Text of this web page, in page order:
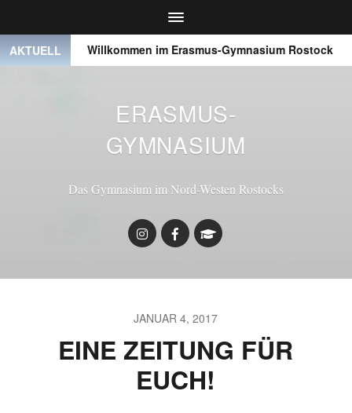
AKTUELL
● ● Willkommen im Erasmus-Gymnasium Rostock
ERASMUS-
GYMNASIUM
Das Gymnasium im Nord-Westen Rostocks
JANUAR 4, 2017
EINE ZEITUNG FÜR
EUCH!